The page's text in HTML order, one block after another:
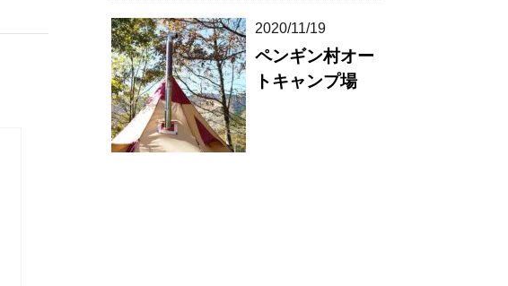
2020/11/19
ペンギン村オー
トキャンプ場